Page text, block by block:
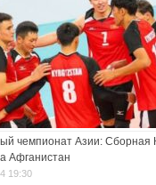
чемпионат Азии: Сборная
Афганистан
19:30